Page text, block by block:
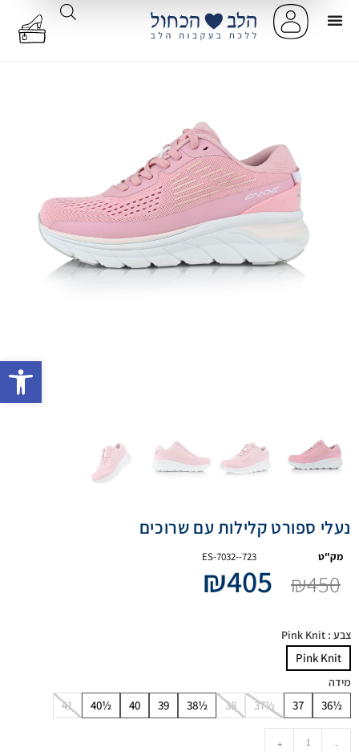
נעלי ספורט קלילות עם שרוכים
מק"ט ES-7032--723
₪450
₪405
צבע : Pink Knit
Pink Knit
מידה
36½
37
37½
38
38½
39
40
40½
41
-
+